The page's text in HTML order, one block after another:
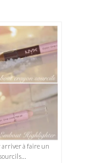
arriver à faire un